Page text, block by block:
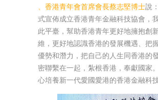
、香港青年會首席會長蔡志堅博士說
式宣佈成立香港青年金融科技協會，
此平臺，幫助香港青年更好地擁抱創
維，更好地認識香港的發展機遇、把
優勢和潛力，把自己的人生同香港的
密聯繫在一起，紮根香港，奉獻國家
心培養新一代愛國愛港的香港金融科